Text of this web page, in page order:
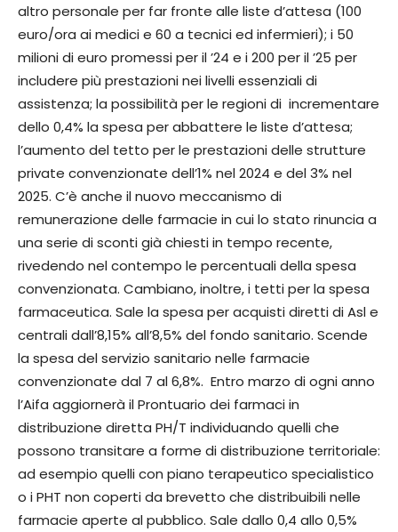
altro personale per far fronte alle liste d’attesa (100
euro/ora ai medici e 60 a tecnici ed infermieri); i 50
milioni di euro promessi per il ’24 e i 200 per il ’25 per
includere più prestazioni nei livelli essenziali di
assistenza; la possibilità per le regioni di incrementare
dello 0,4% la spesa per abbattere le liste d’attesa;
l’aumento del tetto per le prestazioni delle strutture
private convenzionate dell’1% nel 2024 e del 3% nel
2025. C’è anche il nuovo meccanismo di
remunerazione delle farmacie in cui lo stato rinuncia a
una serie di sconti già chiesti in tempo recente,
rivedendo nel contempo le percentuali della spesa
convenzionata. Cambiano, inoltre, i tetti per la spesa
farmaceutica. Sale la spesa per acquisti diretti di Asl e
centrali dall’8,15% all’8,5% del fondo sanitario. Scende
la spesa del servizio sanitario nelle farmacie
convenzionate dal 7 al 6,8%. Entro marzo di ogni anno
l’Aifa aggiornerà il Prontuario dei farmaci in
distribuzione diretta PH/T individuando quelli che
possono transitare a forme di distribuzione territoriale:
ad esempio quelli con piano terapeutico specialistico
o i PHT non coperti da brevetto che distribuibili nelle
farmacie aperte al pubblico. Sale dallo 0,4 allo 0,5%